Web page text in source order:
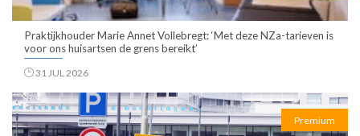
Praktijkhouder Marie Annet Vollebregt: ‘Met deze NZa-tarieven is
voor ons huisartsen de grens bereikt’
31 JUL 2026
Premium